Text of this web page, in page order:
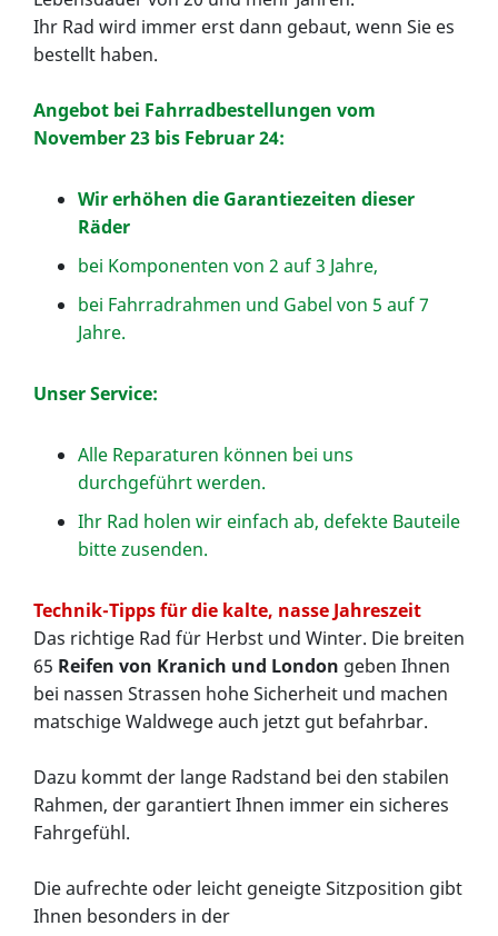
Ihr Rad wird immer erst dann gebaut, wenn Sie es
bestellt haben.
Angebot bei Fahrradbestellungen vom
November 23 bis Februar 24:
Wir erhöhen die Garantiezeiten dieser
Räder
bei Komponenten von 2 auf 3 Jahre,
bei Fahrradrahmen und Gabel von 5 auf 7
Jahre.
Unser Service:
Alle Reparaturen können bei uns
durchgeführt werden.
Ihr Rad holen wir einfach ab, defekte Bauteile
bitte zusenden.
Technik-Tipps für die kalte, nasse Jahreszeit
Das richtige Rad für Herbst und Winter. Die breiten
65 Reifen von Kranich und London geben Ihnen
bei nassen Strassen hohe Sicherheit und machen
matschige Waldwege auch jetzt gut befahrbar.
Dazu kommt der lange Radstand bei den stabilen
Rahmen, der garantiert Ihnen immer ein sicheres
Fahrgefühl.
Die aufrechte oder leicht geneigte Sitzposition gibt
Ihnen besonders in der